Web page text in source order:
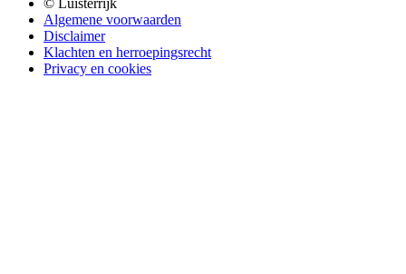
© Luisterrijk
Algemene voorwaarden
Disclaimer
Klachten en herroepingsrecht
Privacy en cookies